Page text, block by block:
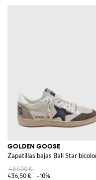
GOLDEN GOOSE
Zapatillas bajas Ball Star
485,00 €
436,50 €
-10%